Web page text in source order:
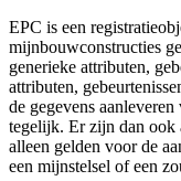
EPC is een
mijnbouwconstructies
generieke attributen,
attributen,
de gegevens
tegelijk. Er zijn dan ook
alleen gelden voor de
een mijnstelsel of een